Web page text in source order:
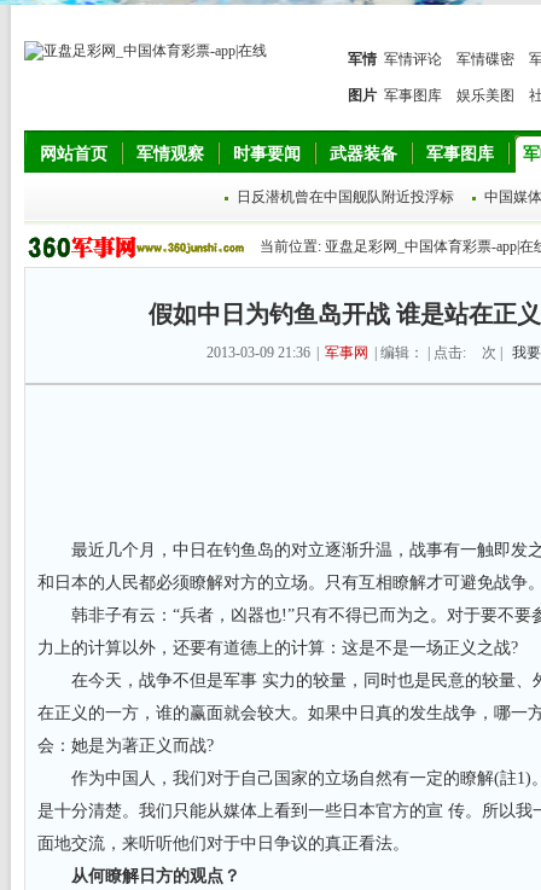
军情 军情评论 军情碟密
图片 军事图库 娱乐美图
网站首页 军情观察 时事要闻 武器装备 军事图库
日反潜机曾在中国舰队附近投浮标 中国媒
当前位置: 亚盘足彩网_中国体育彩票-app|在
假如中日为钓鱼岛开战 谁是站在正
2013-03-09 21:36 军事网 | 编辑： | 点击: 次 | 我
最近几个月，中日在钓鱼岛的对立逐渐升温，战事有一触即发
和日本的人民都必须瞭解对方的立场。只有互相瞭解才可避免战争
韩非子有云：“兵者，凶器也!”只有不得已而为之。对于要不要
力上的计算以外，还要有道德上的计算：这是不是一场正义之战?
在今天，战争不但是军事 实力的较量，同时也是民意的较量、
在正义的一方，谁的赢面就会较大。如果中日真的发生战争，哪一
会：她是为著正义而战?
作为中国人，我们对于自己国家的立场自然有一定的瞭解(註1)
是十分清楚。我们只能从媒体上看到一些日本官方的宣 传。所以我
面地交流，来听听他们对于中日争议的真正看法。
从何瞭解日方的观点？